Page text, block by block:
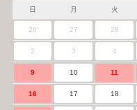
日 月 火
26 27 28
2 3 4
9 10 11
16 17 18